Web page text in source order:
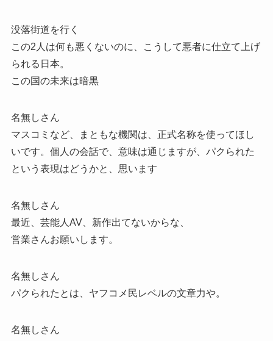
没落街道を行く
この2人は何も悪くないのに、こうして悪者に仕立て上げ
られる日本。
この国の未来は暗黒
名無しさん
マスコミなど、まともな機関は、正式名称を使ってほし
いです。個人の会話で、意味は通じますが、パクられた
という表現はどうかと、思います
名無しさん
最近、芸能人AV、新作出てないからな、
営業さんお願いします。
名無しさん
パクられたとは、ヤフコメ民レベルの文章力や。
名無しさん